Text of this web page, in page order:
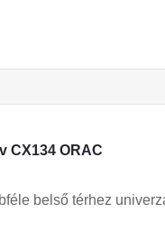
CX134 ORAC
belső térhez